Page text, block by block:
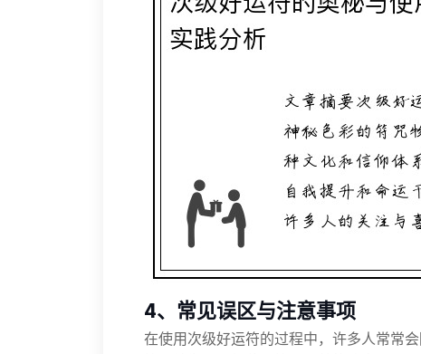
4、常见误区与注意事项
在使用次级好运符的过程中，许多人常常